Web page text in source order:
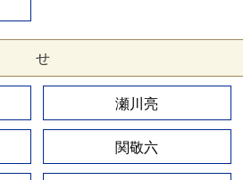
せ
瀬川亮
関敬六